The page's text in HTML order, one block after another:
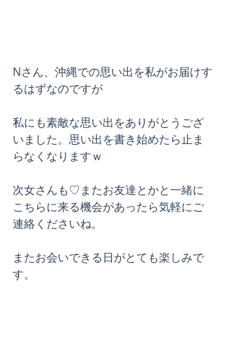
Nさん、沖縄での思い出を私がお届けす
るはずなのですが
私にも素敵な思い出をありがとうござ
いました。思い出を書き始めたら止ま
らなくなりますｗ
次女さんも♡またお友達とかと一緒に
こちらに来る機会があったら気軽にご
連絡くださいね。
またお会いできる日がとても楽しみで
す。